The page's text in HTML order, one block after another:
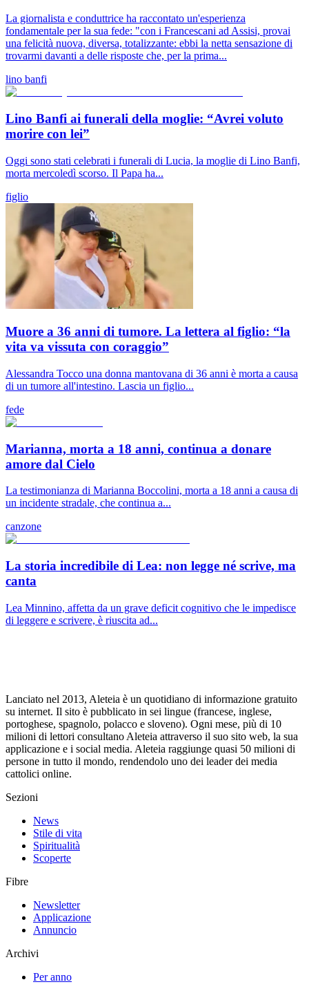
La giornalista e conduttrice ha raccontato un'esperienza
fondamentale per la sua fede: "con i Francescani ad Assisi, provai
una felicità nuova, diversa, totalizzante: ebbi la netta sensazione di
trovarmi davanti a delle risposte che, per la prima...
lino banfi
Lino Banfi ai funerali della moglie: “Avrei voluto
morire con lei”
Oggi sono stati celebrati i funerali di Lucia, la moglie di Lino Banfi,
morta mercoledì scorso. Il Papa ha...
figlio
Muore a 36 anni di tumore. La lettera al figlio: “la
vita va vissuta con coraggio”
Alessandra Tocco una donna mantovana di 36 anni è morta a causa
di un tumore all'intestino. Lascia un figlio...
fede
Marianna, morta a 18 anni, continua a donare
amore dal Cielo
La testimonianza di Marianna Boccolini, morta a 18 anni a causa di
un incidente stradale, che continua a...
canzone
La storia incredibile di Lea: non legge né scrive, ma
canta
Lea Minnino, affetta da un grave deficit cognitivo che le impedisce
di leggere e scrivere, è riuscita ad...
Lanciato nel 2013, Aleteia è un quotidiano di informazione gratuito
su internet. Il sito è pubblicato in sei lingue (francese, inglese,
portoghese, spagnolo, polacco e sloveno). Ogni mese, più di 10
milioni di lettori consultano Aleteia attraverso il suo sito web, la sua
applicazione e i social media. Aleteia raggiunge quasi 50 milioni di
persone in tutto il mondo, rendendolo uno dei leader dei media
cattolici online.
Sezioni
News
Stile di vita
Spiritualità
Scoperte
Fibre
Newsletter
Applicazione
Annuncio
Archivi
Per anno